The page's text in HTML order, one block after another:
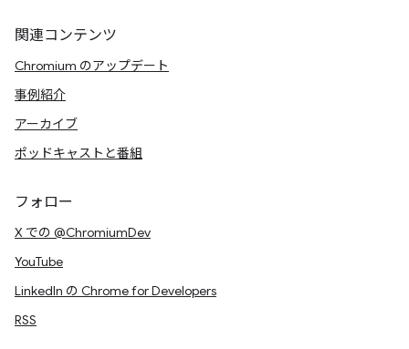
関連コンテンツ
Chromium のアップデート
事例紹介
アーカイブ
ポッドキャストと番組
フォロー
X での @ChromiumDev
YouTube
LinkedIn の Chrome for Developers
RSS